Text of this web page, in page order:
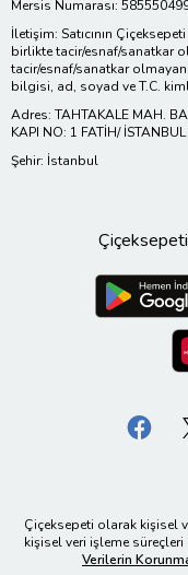
Mersis Numarası:
İletişim: Satıcının
birlikte tacir/esnaf/sanatkar
tacir/esnaf/sanatkar
bilgisi, ad, soyad ve T.C.
Adres: TAHTAKALE MAH.
KAPI NO: 1 FATİH/
Şehir: İstanbul
Çiçeksepeti olarak kişisel
kişisel veri işleme
Verilerin